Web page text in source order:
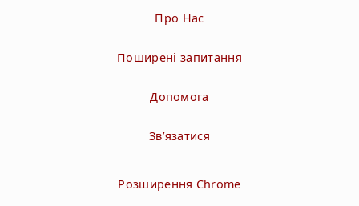
Про Нас
Поширені запитання
Допомога
Зв’язатися
Розширення Chrome